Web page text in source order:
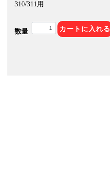
310/311用
数量 カートに入れる